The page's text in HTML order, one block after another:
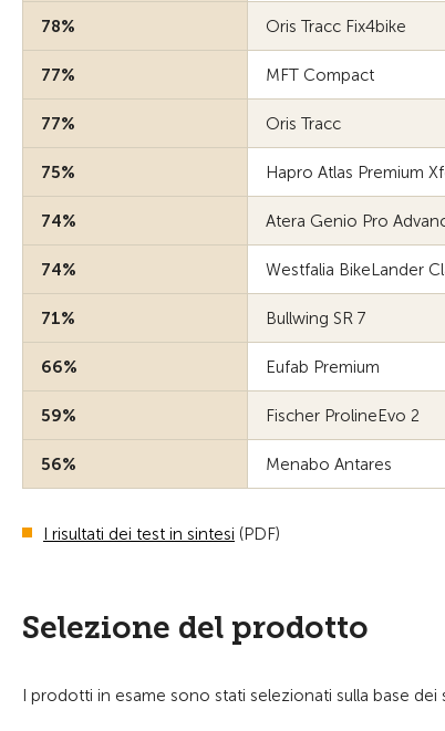
78% Oris Tracc Fix4bike
77% MFT Compact
77% Oris Tracc
75% Hapro Atlas Premium
74% Atera Genio Pro
74% Westfalia BikeLander
71% Bullwing SR 7
66% Eufab Premium
59% Fischer ProlineEvo 2
56% Menabo Antares
I risultati dei test in sintesi (PDF)
Selezione del prodotto
I prodotti in esame sono stati selezionati sulla base